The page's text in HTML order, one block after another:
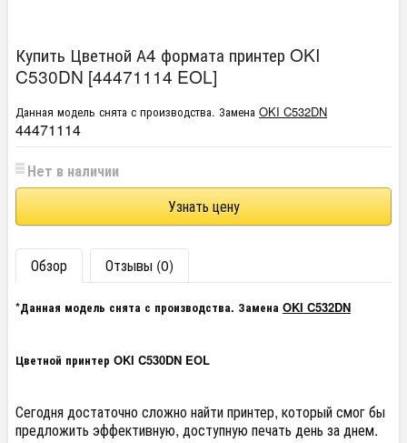
Купить Цветной А4 формата принтер OKI
C530DN [44471114 EOL]
Данная модель снята с производства. Замена OKI C532DN
44471114
Нет в наличии
Узнать цену
Обзор Отзывы (0)
*Данная модель снята с производства. Замена OKI C532DN
Цветной принтер OKI C530DN EOL
Сегодня достаточно сложно найти принтер, который смог бы
предложить эффективную, доступную печать день за днем.